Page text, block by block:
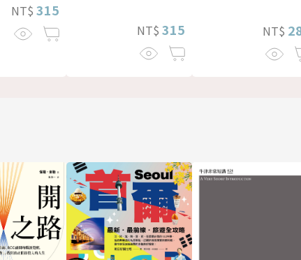
NT$ 315
NT$ 315 NT$